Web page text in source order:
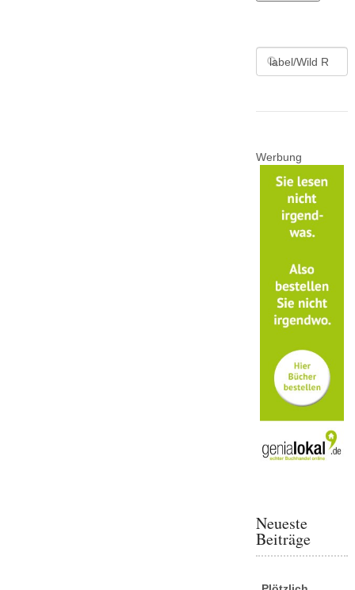
Werbung
Neueste
Beiträge